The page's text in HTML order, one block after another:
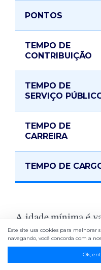
PONTOS
TEMPO DE
CONTRIBUIÇÃO
TEMPO DE
SERVIÇO
TEMPO DE
CARREIRA
TEMPO DE
A idade mínima é
acordo com o
Pela letra da lei a
Este site usa cookies para melhorar
navegando, você concorda com a
Ok,